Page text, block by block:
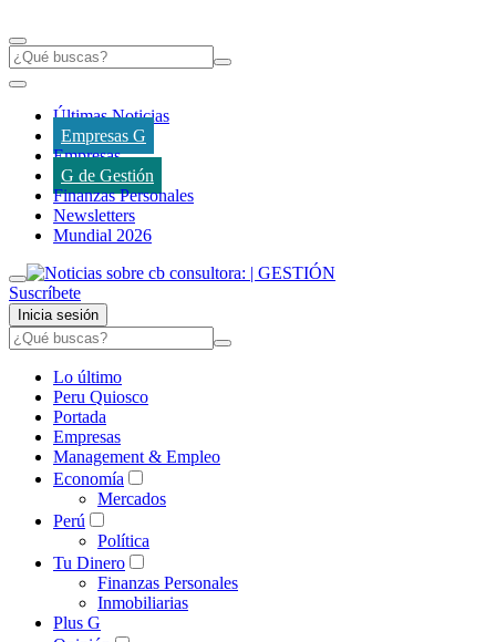
Últimas Noticias
Empresas G
Empresas
G de Gestión
Finanzas Personales
Newsletters
Mundial 2026
Suscríbete
Inicia sesión
Lo último
Peru Quiosco
Portada
Empresas
Management & Empleo
Economía
Mercados
Perú
Política
Tu Dinero
Finanzas Personales
Inmobiliarias
Plus G